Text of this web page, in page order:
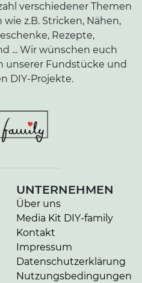
verschiedener Themen
z.B. Stricken, Nähen,
Rezepte,
... Wir wünschen euch
unserer Fundstücke und
DIY-Projekte.
UNTERNEHMEN
Über uns
Media Kit DIY-family
Kontakt
Impressum
Da­ten­schutz­er­klä­rung
Nut­zungs­be­din­gun­gen